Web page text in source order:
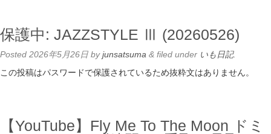
保護中: JAZZSTYLE Ⅲ (20260526)
Posted 2026年5月26日 byjunsatsuma & filed under いも日記.
この投稿はパスワードで保護されているため抜粋文はありません。
【YouTube】Fly Me To The Moon ドミ